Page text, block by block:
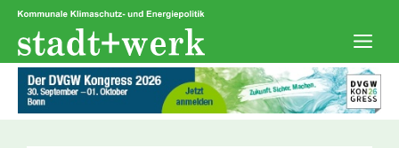
Zum
springen